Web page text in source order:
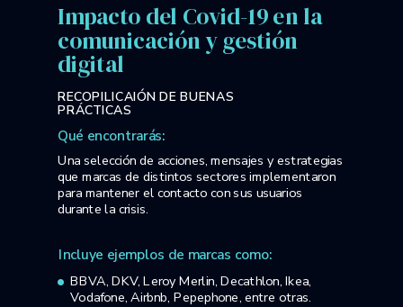
Una selección de acciones, mensajes y estrategias
que marcas de distintos sectores implementaron
para mantener el contacto con sus usuarios
durante la crisis.
Impacto del Covid-19 en la
comunicación y gestión
digital
Qué encontrarás:
Incluye ejemplos de marcas como:
BBVA, DKV, Leroy Merlin, Decathlon, Ikea,
Vodafone, Airbnb, Pepephone, entre otras.
RECOPILICAIÓN DE BUENAS
PRÁCTICAS